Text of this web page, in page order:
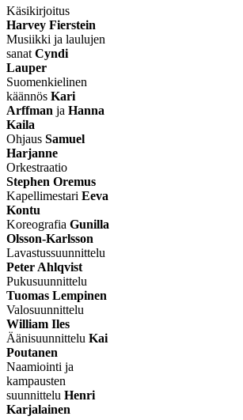
Käsikirjoitus
Harvey Fierstein
Musiikki ja laulujen
sanat Cyndi
Lauper
Suomenkielinen
käännös Kari
Arffman ja Hanna
Kaila
Ohjaus Samuel
Harjanne
Orkestraatio
Stephen Oremus
Kapellimestari Eeva
Kontu
Koreografia Gunilla
Olsson-Karlsson
Lavastussuunnittelu
Peter Ahlqvist
Pukusuunnittelu
Tuomas Lempinen
Valosuunnittelu
William Iles
Äänisuunnittelu Kai
Poutanen
Naamiointi ja
kampausten
suunnittelu Henri
Karjalainen